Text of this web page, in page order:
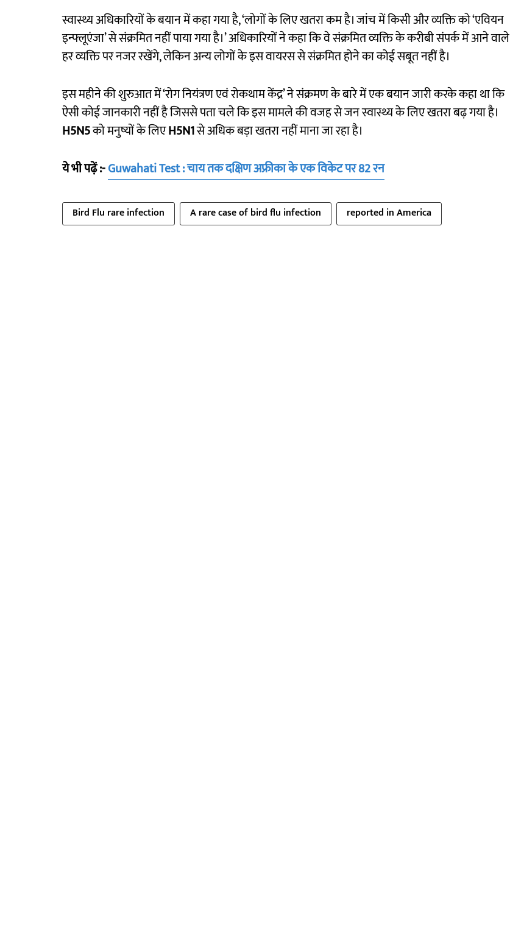
स्वास्थ्य अधिकारियों के बयान में कहा गया है, ‘लोगों के लिए खतरा कम है। जांच में किसी और व्यक्ति को ‘एवियन
इन्फ्लूएंजा’ से संक्रमित नहीं पाया गया है।’ अधिकारियों ने कहा कि वे संक्रमित व्यक्ति के करीबी संपर्क में आने वाले
हर व्यक्ति पर नजर रखेंगे, लेकिन अन्य लोगों के इस वायरस से संक्रमित होने का कोई सबूत नहीं है।
इस महीने की शुरुआत में ‘रोग नियंत्रण एवं रोकथाम केंद्र’ ने संक्रमण के बारे में एक बयान जारी करके कहा था कि
ऐसी कोई जानकारी नहीं है जिससे पता चले कि इस मामले की वजह से जन स्वास्थ्य के लिए खतरा बढ़ गया है।
H5N5को मनुष्यों के लिएH5N1से अधिक बड़ा खतरा नहीं माना जा रहा है।
ये भी पढ़ें :-Guwahati Test : चाय तक दक्षिण अफ्रीका के एक विकेट पर 82 रन
Bird Flu rare infection A rare case of bird flu infection reported in America